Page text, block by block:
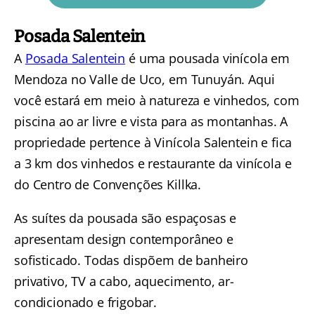
Posada Salentein
A Posada Salentein é uma pousada vinícola em
Mendoza no Valle de Uco, em Tunuyán. Aqui
você estará em meio à natureza e vinhedos, com
piscina ao ar livre e vista para as montanhas. A
propriedade pertence à Vinícola Salentein e fica
a 3 km dos vinhedos e restaurante da vinícola e
do Centro de Convenções Killka.
As suítes da pousada são espaçosas e
apresentam design contemporâneo e
sofisticado. Todas dispõem de banheiro
privativo, TV a cabo, aquecimento, ar-
condicionado e frigobar.